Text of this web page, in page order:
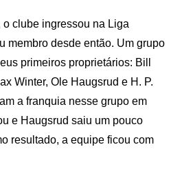
clube ingressou na Liga
membro desde então. Um grupo
primeiros proprietários: Bill
Winter, Ole Haugsrud e H. P.
a franquia nesse grupo em
e Haugsrud saiu um pouco
resultado, a equipe ficou com